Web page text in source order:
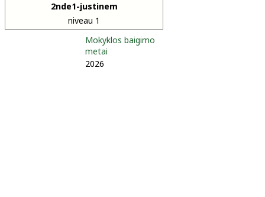
2nde1-justinem
niveau 1
Mokyklos baigimo
metai
2026